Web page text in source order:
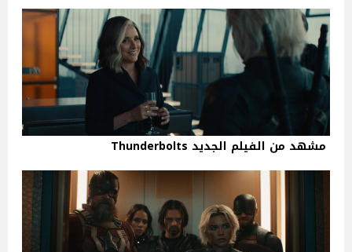
مشهد من الفيلم الجديد Thunderbolts